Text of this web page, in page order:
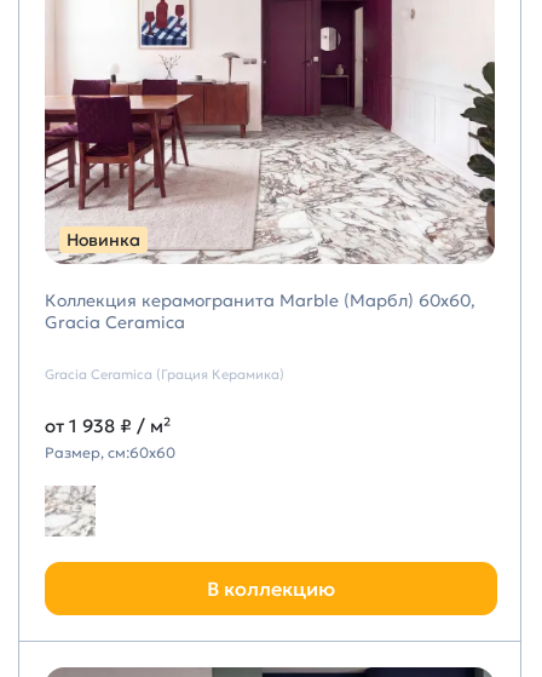
Новинка
Коллекция керамогранита Marble (Марбл) 60х60,
Gracia Ceramica
Gracia Ceramica (Грация Керамика)
от 1 938 ₽ / м²
Размер, см:60х60
В коллекцию